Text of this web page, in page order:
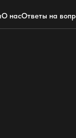
О насОтветы на